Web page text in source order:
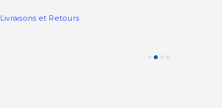
Livraisons et Retours